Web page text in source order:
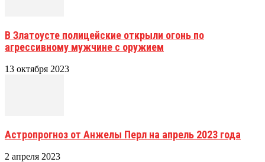
В Златоусте полицейские открыли огонь по
агрессивному мужчине с оружием
13 октября 2023
Астропрогноз от Анжелы Перл на апрель 2023 года
2 апреля 2023